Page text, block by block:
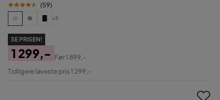
(59)
+3
SE PRISEN!
Pris
1 299,-
Original
Før1 899,-
Tidligere laveste pris 1 299,-